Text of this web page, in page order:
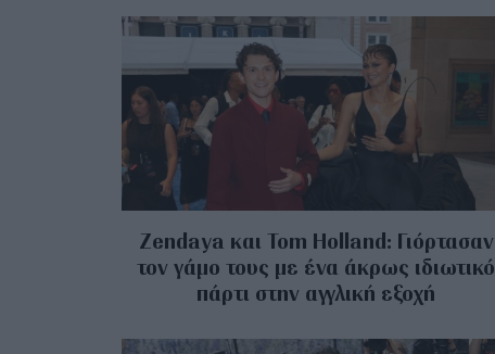
Zendaya και Tom Holland: Γιόρτασαν
τον γάμο τους με ένα άκρως ιδιωτικό
πάρτι στην αγγλική εξοχή